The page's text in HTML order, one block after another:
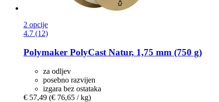
2 opcije
4.7 (12)
Polymaker PolyCast Natur, 1,75 mm (750 g)
za odljev
posebno razvijen
izgara bez ostataka
€ 57,49 (€ 76,65 / kg)